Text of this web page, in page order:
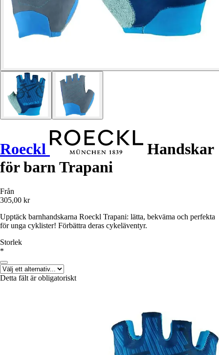
Roeckl
Handskar
för barn Trapani
Från
305,00 kr
Upptäck barnhandskarna Roeckl Trapani: lätta, bekväma och perfekta
för unga cyklister! Förbättra deras cykeläventyr.
Storlek
*
Detta fält är obligatoriskt